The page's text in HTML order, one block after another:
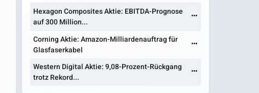
Hexagon Composites Aktie: EBITDA-Prognose
auf 300 Million...
Corning Aktie: Amazon-Milliardenauftrag für
Glasfaserkabel
Western Digital Aktie: 9,08-Prozent-Rückgang
trotz Rekord...